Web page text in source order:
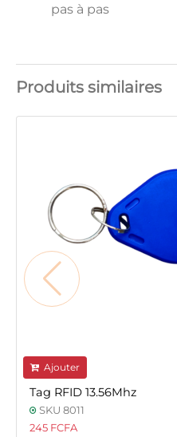
pas à pas
Produits similaires
Ajouter
Tag RFID 13.56Mhz
SKU 8011
245 FCFA